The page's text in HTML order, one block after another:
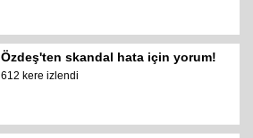
Özdeş'ten skandal hata için yorum!
612 kere izlendi